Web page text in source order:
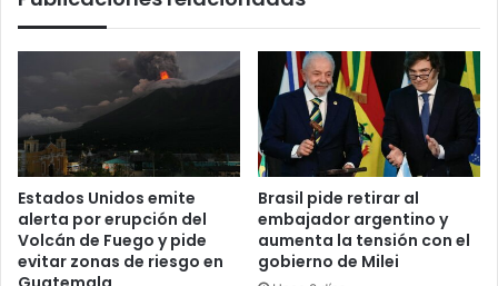
Estados Unidos emite
alerta por erupción del
Volcán de Fuego y pide
evitar zonas de riesgo en
Brasil pide retirar al
embajador argentino y
aumenta la tensión con el
gobierno de Milei